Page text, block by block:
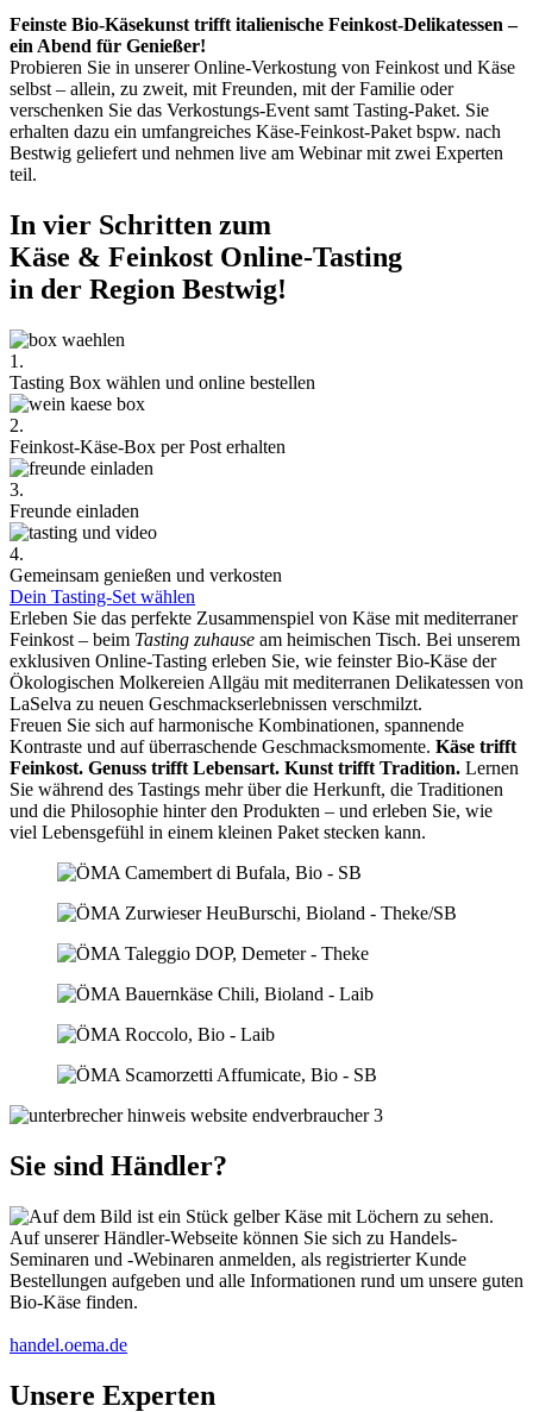
Feinste Bio-Käsekunst trifft italienische Feinkost-Delikatessen –
ein Abend für Genießer!
Probieren Sie in unserer Online-Verkostung von Feinkost und Käse
selbst – allein, zu zweit, mit Freunden, mit der Familie oder
verschenken Sie das Verkostungs-Event samt Tasting-Paket. Sie
erhalten dazu ein umfangreiches Käse-Feinkost-Paket bspw. nach
Bestwig geliefert und nehmen live am Webinar mit zwei Experten
teil.
In vier Schritten zum
Käse & Feinkost Online-Tasting
in der Region Bestwig!
1.
Tasting Box wählen und online bestellen
2.
Feinkost-Käse-Box per Post erhalten
3.
Freunde einladen
4.
Gemeinsam genießen und verkosten
Dein Tasting-Set wählen
Erleben Sie das perfekte Zusammenspiel von Käse mit mediterraner
Feinkost – beim Tasting zuhause am heimischen Tisch. Bei unserem
exklusiven Online-Tasting erleben Sie, wie feinster Bio-Käse der
Ökologischen Molkereien Allgäu mit mediterranen Delikatessen von
LaSelva zu neuen Geschmackserlebnissen verschmilzt.
Freuen Sie sich auf harmonische Kombinationen, spannende
Kontraste und auf überraschende Geschmacksmomente. Käse trifft
Feinkost. Genuss trifft Lebensart. Kunst trifft Tradition. Lernen
Sie während des Tastings mehr über die Herkunft, die Traditionen
und die Philosophie hinter den Produkten – und erleben Sie, wie
viel Lebensgefühl in einem kleinen Paket stecken kann.
Sie sind Händler?
Auf unserer Händler-Webseite können Sie sich zu Handels-
Seminaren und -Webinaren anmelden, als registrierter Kunde
Bestellungen aufgeben und alle Informationen rund um unsere guten
Bio-Käse finden.
handel.oema.de
Unsere Experten